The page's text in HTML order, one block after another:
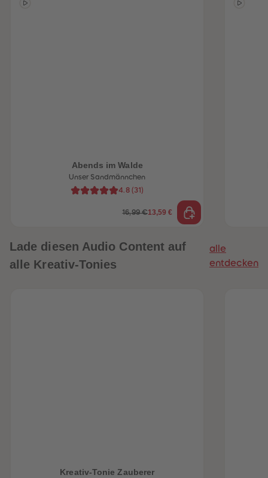
Abends im Walde
Unser Sandmännchen
4.8 (31 )
16,99 €13,59 €
Lade diesen Audio Content auf
alle Kreativ-Tonies
alle
entdecken
Kreativ-Tonie Zauberer